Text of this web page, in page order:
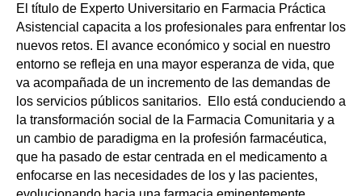
El título de Experto Universitario en Farmacia Práctica
Asistencial capacita a los profesionales para enfrentar los
nuevos retos. El avance económico y social en nuestro
entorno se refleja en una mayor esperanza de vida, que
va acompañada de un incremento de las demandas de
los servicios públicos sanitarios. Ello está conduciendo a
la transformación social de la Farmacia Comunitaria y a
un cambio de paradigma en la profesión farmacéutica,
que ha pasado de estar centrada en el medicamento a
enfocarse en las necesidades de los y las pacientes,